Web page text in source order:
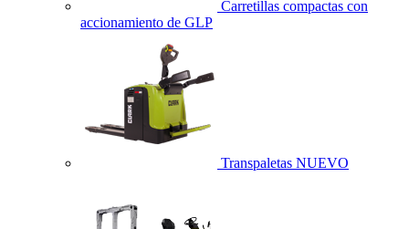
Carretillas compactas con
accionamiento de GLP
Transpaletas NUEVO